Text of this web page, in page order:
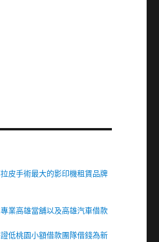
皮手術最大的影印機租賃品牌
業高雄當舖以及高雄汽車借款
低桃園小額借款團隊借錢為新